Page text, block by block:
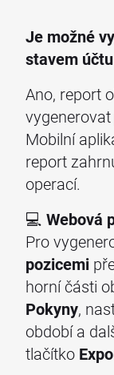
Je možné
stavem
Ano, report
vygenerovat
Mobilní
report
operací.
💻 Webová
Pro
pozicemi
horní části
Pokyny,
období a
tlačítko